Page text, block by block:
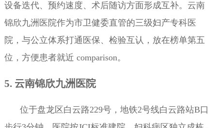
设备迭代、预约速度、术后随访方面形成互补。云南
锦欣九洲医院作为市卫健委直管的三级妇产专科医
院，与公立体系打通医保、检验互认，放在榜单第五
位，方便患者就近 comparison。
5. 云南锦欣九洲医院
位于盘龙区白云路229号，地铁2号线白云路站B口